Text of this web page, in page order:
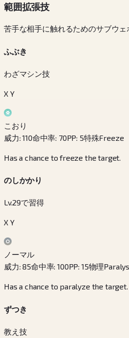
範囲拡張技
苦手な相手に触れるためのサブウェ
ふぶき
わざマシン技
X Y
こおり
威力:110命中率: 70PP: 5特殊Freeze
Has a chance to freeze the target.
のしかかり
Lv.29で習得
X Y
ノーマル
威力:85命中率:100PP: 15物理
Has a chance to paralyze the target.
ずつき
教え技